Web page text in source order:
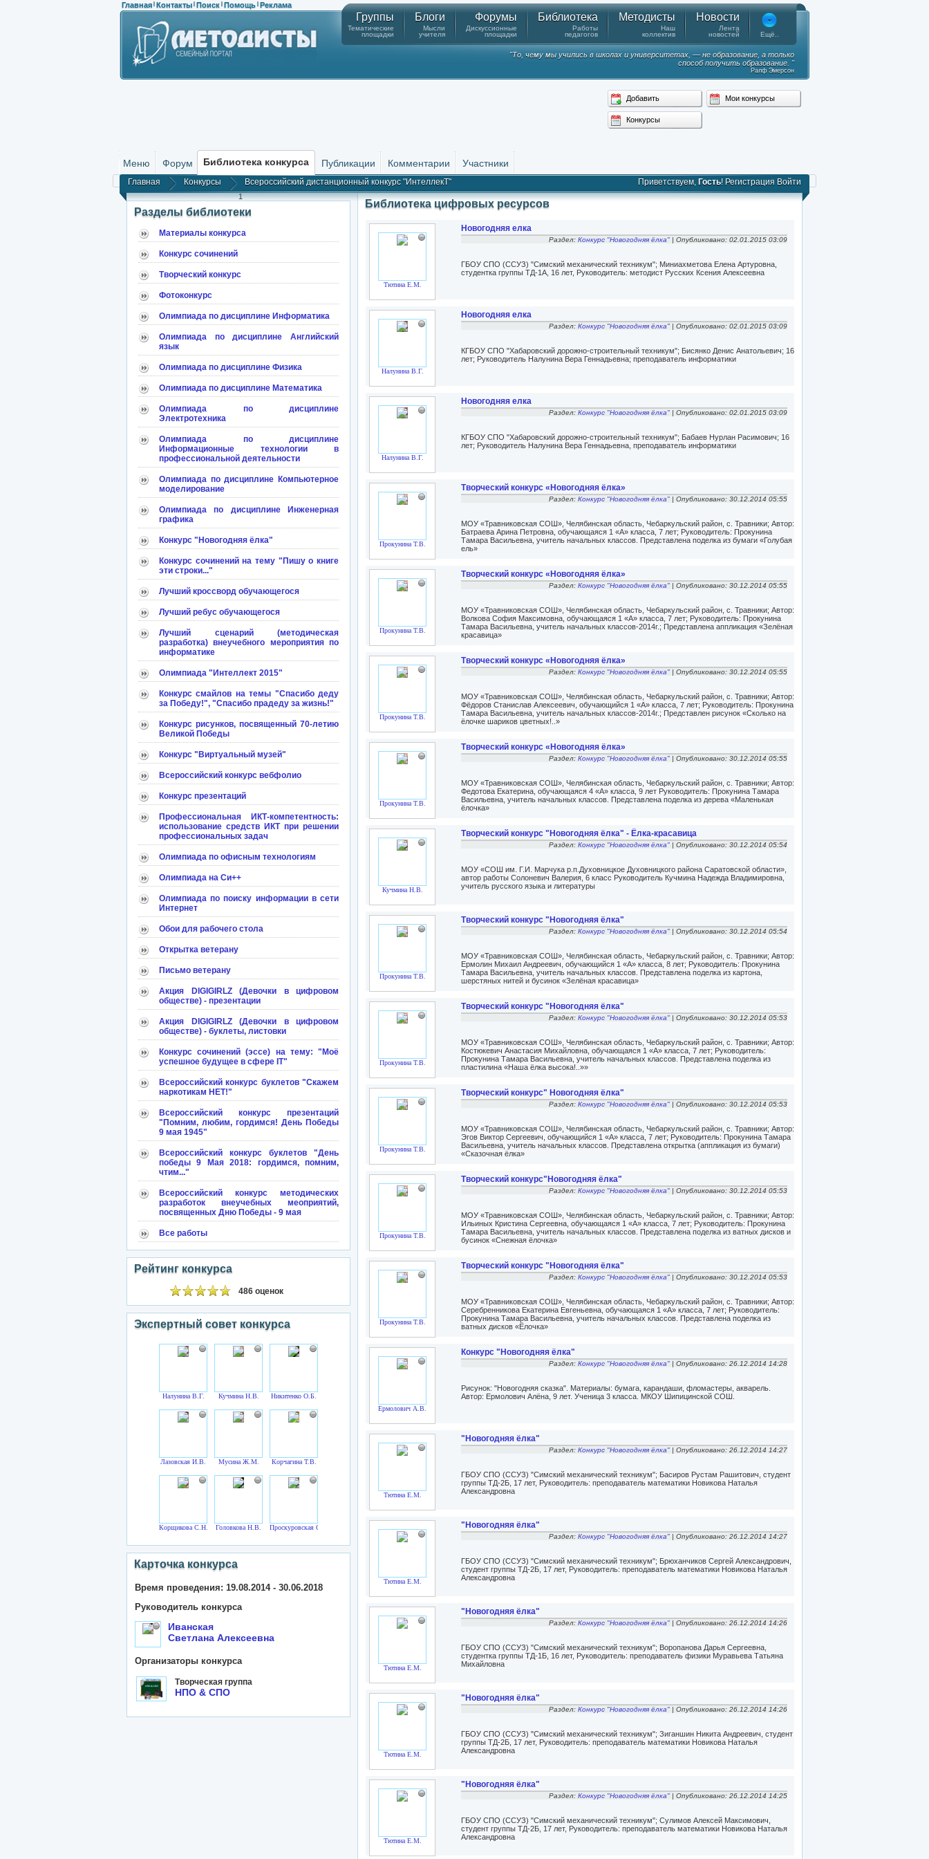
Главная | Контакты | Поиск | Помощь | Реклама
Группы
Тематические
площадки
Блоги
Мысли
учителя
Форумы
Дискуссионные
площадки
Библиотека
Работы
педагогов
Методисты
Наш
коллектив
Новости
Лента
новостей
Ещё..
"То, чему мы учились в школах и университетах, — не образование, а только
способ получить образование. "
Ралф Эмерсон
Добавить Мои конкурсы
Конкурсы
Меню Форум Библиотека конкурса Публикации Комментарии Участники
Главная Конкурсы Всероссийский дистанционный конкурс "ИнтеллекТ" Приветствуем, Гость! Регистрация Войти
1
Разделы библиотеки
Материалы конкурса
Конкурс сочинений
Творческий конкурс
Фотоконкурс
Олимпиада по дисциплине Информатика
Олимпиада по дисциплине Английский
язык
Олимпиада по дисциплине Физика
Олимпиада по дисциплине Математика
Олимпиада по дисциплине
Электротехника
Олимпиада по дисциплине
Информационные технологии в
профессиональной деятельности
Олимпиада по дисциплине Компьютерное
моделирование
Олимпиада по дисциплине Инженерная
графика
Конкурс "Новогодняя ёлка"
Конкурс сочинений на тему "Пишу о книге
эти строки..."
Лучший кроссворд обучающегося
Лучший ребус обучающегося
Лучший сценарий (методическая
разработка) внеучебного мероприятия по
информатике
Олимпиада "Интеллект 2015"
Конкурс смайлов на темы "Спасибо деду
за Победу!", "Спасибо прадеду за жизнь!"
Конкурс рисунков, посвященный 70-летию
Великой Победы
Конкурс "Виртуальный музей"
Всероссийский конкурс вебфолио
Конкурс презентаций
Профессиональная ИКТ-компетентность:
использование средств ИКТ при решении
профессиональных задач
Олимпиада по офисным технологиям
Олимпиада на Си++
Олимпиада по поиску информации в сети
Интернет
Обои для рабочего стола
Открытка ветерану
Письмо ветерану
Акция DIGIGIRLZ (Девочки в цифровом
обществе) - презентации
Акция DIGIGIRLZ (Девочки в цифровом
обществе) - буклеты, листовки
Конкурс сочинений (эссе) на тему: "Моё
успешное будущее в сфере IT"
Всероссийский конкурс буклетов "Скажем
наркотикам НЕТ!"
Всероссийский конкурс презентаций
"Помним, любим, гордимся! День Победы
9 мая 1945"
Всероссийский конкурс буклетов "День
победы 9 Мая 2018: гордимся, помним,
чтим..."
Всероссийский конкурс методических
разработок внеучебных меоприятий,
посвященных Дню Победы - 9 мая
Все работы
Рейтинг конкурса
486 оценок
Экспертный совет конкурса
Налунина В.Г. Кучмина Н.В. Никитенко О.Б.
Лазовская И.В. Мусина Ж.М. Корчагина Т.В.
Корщикова С.Н. Головкова Н.В. Проскуровская О.Г.
Карточка конкурса
Время проведения: 19.08.2014 - 30.06.2018
Руководитель конкурса
Иванская
Светлана Алексеевна
Организаторы конкурса
Творческая группа
НПО & СПО
Библиотека цифровых ресурсов
Тютина Е.М.
Новогодняя елка
Раздел: Конкурс "Новогодняя ёлка" | Опубликовано: 02.01.2015 03:09
ГБОУ СПО (ССУЗ) "Симский механический техникум"; Миниахметова Елена Артуровна,
студентка группы ТД-1А, 16 лет, Руководитель: методист Русских Ксения Алексеевна
Налунина В.Г.
Новогодняя елка
Раздел: Конкурс "Новогодняя ёлка" | Опубликовано: 02.01.2015 03:09
КГБОУ СПО "Хабаровский дорожно-строительный техникум"; Бисянко Денис Анатольевич; 16
лет; Руководитель Налунина Вера Геннадьевна; преподаватель информатики
Налунина В.Г.
Новогодняя елка
Раздел: Конкурс "Новогодняя ёлка" | Опубликовано: 02.01.2015 03:09
КГБОУ СПО "Хабаровский дорожно-строительный техникум"; Бабаев Нурлан Расимович; 16
лет; Руководитель Налунина Вера Геннадьевна, преподаватель информатики
Прокунина Т.В.
Творческий конкурс «Новогодняя ёлка»
Раздел: Конкурс "Новогодняя ёлка" | Опубликовано: 30.12.2014 05:55
МОУ «Травниковская СОШ», Челябинская область, Чебаркульский район, с. Травники; Автор:
Батраева Арина Петровна, обучающаяся 1 «А» класса, 7 лет; Руководитель: Прокунина
Тамара Васильевна, учитель начальных классов. Представлена поделка из бумаги «Голубая
ель»
Прокунина Т.В.
Творческий конкурс «Новогодняя ёлка»
Раздел: Конкурс "Новогодняя ёлка" | Опубликовано: 30.12.2014 05:55
МОУ «Травниковская СОШ», Челябинская область, Чебаркульский район, с. Травники; Автор:
Волкова София Максимовна, обучающаяся 1 «А» класса, 7 лет; Руководитель: Прокунина
Тамара Васильевна, учитель начальных классов-2014г.; Представлена аппликация «Зелёная
красавица»
Прокунина Т.В.
Творческий конкурс «Новогодняя ёлка»
Раздел: Конкурс "Новогодняя ёлка" | Опубликовано: 30.12.2014 05:55
МОУ «Травниковская СОШ», Челябинская область, Чебаркульский район, с. Травники; Автор:
Фёдоров Станислав Алексеевич, обучающийся 1 «А» класса, 7 лет; Руководитель: Прокунина
Тамара Васильевна, учитель начальных классов-2014г.; Представлен рисунок «Сколько на
ёлочке шариков цветных!..»
Прокунина Т.В.
Творческий конкурс «Новогодняя ёлка»
Раздел: Конкурс "Новогодняя ёлка" | Опубликовано: 30.12.2014 05:55
МОУ «Травниковская СОШ», Челябинская область, Чебаркульский район, с. Травники; Автор:
Федотова Екатерина, обучающаяся 4 «А» класса, 9 лет Руководитель: Прокунина Тамара
Васильевна, учитель начальных классов. Представлена поделка из дерева «Маленькая
ёлочка»
Кучмина Н.В.
Творческий конкурс "Новогодняя ёлка" - Ёлка-красавица
Раздел: Конкурс "Новогодняя ёлка" | Опубликовано: 30.12.2014 05:54
МОУ «СОШ им. Г.И. Марчука р.п.Духовницкое Духовницкого района Саратовской области»,
автор работы Солоневич Валерия, 6 класс Руководитель Кучмина Надежда Владимировна,
учитель русского языка и литературы
Прокунина Т.В.
Творческий конкурс "Новогодняя ёлка"
Раздел: Конкурс "Новогодняя ёлка" | Опубликовано: 30.12.2014 05:54
МОУ «Травниковская СОШ», Челябинская область, Чебаркульский район, с. Травники; Автор:
Ермолин Михаил Андреевич, обучающийся 1 «А» класса, 8 лет; Руководитель: Прокунина
Тамара Васильевна, учитель начальных классов. Представлена поделка из картона,
шерстяных нитей и бусинок «Зелёная красавица»
Прокунина Т.В.
Творческий конкурс "Новогодняя ёлка"
Раздел: Конкурс "Новогодняя ёлка" | Опубликовано: 30.12.2014 05:53
МОУ «Травниковская СОШ», Челябинская область, Чебаркульский район, с. Травники; Автор:
Костюкевич Анастасия Михайловна, обучающаяся 1 «А» класса, 7 лет; Руководитель:
Прокунина Тамара Васильевна, учитель начальных классов. Представлена поделка из
пластилина «Наша ёлка высока!..»»
Прокунина Т.В.
Творческий конкурс" Новогодняя ёлка"
Раздел: Конкурс "Новогодняя ёлка" | Опубликовано: 30.12.2014 05:53
МОУ «Травниковская СОШ», Челябинская область, Чебаркульский район, с. Травники; Автор:
Эгов Виктор Сергеевич, обучающийся 1 «А» класса, 7 лет; Руководитель: Прокунина Тамара
Васильевна, учитель начальных классов. Представлена открытка (аппликация из бумаги)
«Сказочная ёлка»
Прокунина Т.В.
Творческий конкурс"Новогодняя ёлка"
Раздел: Конкурс "Новогодняя ёлка" | Опубликовано: 30.12.2014 05:53
МОУ «Травниковская СОШ», Челябинская область, Чебаркульский район, с. Травники; Автор:
Ильиных Кристина Сергеевна, обучающаяся 1 «А» класса, 7 лет; Руководитель: Прокунина
Тамара Васильевна, учитель начальных классов. Представлена поделка из ватных дисков и
бусинок «Снежная ёлочка»
Прокунина Т.В.
Творческий конкурс "Новогодняя ёлка"
Раздел: Конкурс "Новогодняя ёлка" | Опубликовано: 30.12.2014 05:53
МОУ «Травниковская СОШ», Челябинская область, Чебаркульский район, с. Травники; Автор:
Серебренникова Екатерина Евгеньевна, обучающаяся 1 «А» класса, 7 лет; Руководитель:
Прокунина Тамара Васильевна, учитель начальных классов. Представлена поделка из
ватных дисков «Ёлочка»
Ермолович A.В.
Конкурс "Новогодняя ёлка"
Раздел: Конкурс "Новогодняя ёлка" | Опубликовано: 26.12.2014 14:28
Рисунок: "Новогодняя сказка". Материалы: бумага, карандаши, фломастеры, акварель.
Автор: Ермолович Алёна, 9 лет. Ученица 3 класса. МКОУ Шипицинской СОШ.
Тютина Е.М.
"Новогодняя ёлка"
Раздел: Конкурс "Новогодняя ёлка" | Опубликовано: 26.12.2014 14:27
ГБОУ СПО (ССУЗ) "Симский механический техникум"; Басиров Рустам Рашитович, студент
группы ТД-2Б, 17 лет, Руководитель: преподаватель математики Новикова Наталья
Александровна
Тютина Е.М.
"Новогодняя ёлка"
Раздел: Конкурс "Новогодняя ёлка" | Опубликовано: 26.12.2014 14:27
ГБОУ СПО (ССУЗ) "Симский механический техникум"; Брюханчиков Сергей Александрович,
студент группы ТД-2Б, 17 лет, Руководитель: преподаватель математики Новикова Наталья
Александровна
Тютина Е.М.
"Новогодняя ёлка"
Раздел: Конкурс "Новогодняя ёлка" | Опубликовано: 26.12.2014 14:26
ГБОУ СПО (ССУЗ) "Симский механический техникум"; Воропанова Дарья Сергеевна,
студентка группы ТД-1Б, 16 лет, Руководитель: преподаватель физики Муравьева Татьяна
Михайловна
Тютина Е.М.
"Новогодняя ёлка"
Раздел: Конкурс "Новогодняя ёлка" | Опубликовано: 26.12.2014 14:26
ГБОУ СПО (ССУЗ) "Симский механический техникум"; Зиганшин Никита Андреевич, студент
группы ТД-2Б, 17 лет, Руководитель: преподаватель математики Новикова Наталья
Александровна
Тютина Е.М.
"Новогодняя ёлка"
Раздел: Конкурс "Новогодняя ёлка" | Опубликовано: 26.12.2014 14:25
ГБОУ СПО (ССУЗ) "Симский механический техникум"; Сулимов Алексей Максимович,
студент группы ТД-2Б, 17 лет, Руководитель: преподаватель математики Новикова Наталья
Александровна